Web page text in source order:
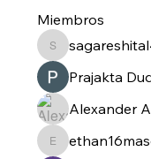
Miembros
sagareshital44
Prajakta
Alexander
ethan16mason